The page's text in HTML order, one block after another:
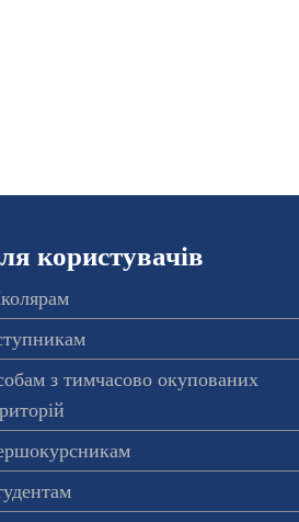
користувачів
з тимчасово окупованих